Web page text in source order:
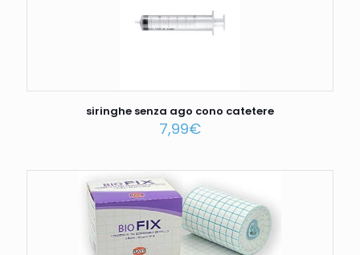
siringhe senza ago cono catetere
7,99€